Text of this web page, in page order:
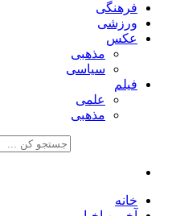
فرهنگی
ورزشی
عکس
مذهبی
سیاسی
فیلم
علمی
مذهبی
خانه